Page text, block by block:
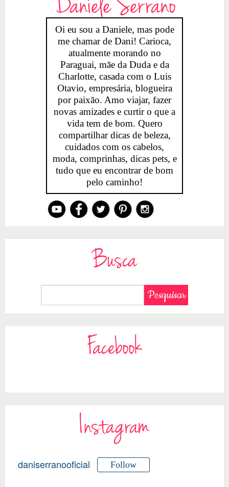
Oi eu sou a Daniele, mas pode
me chamar de Dani! Carioca,
atualmente morando no
Paraguai, mãe da Duda e da
Charlotte, casada com o Luis
Otavio, empresária, blogueira
por paixão. Amo viajar, fazer
novas amizades e curtir o que a
vida tem de bom. Quero
compartilhar dicas de beleza,
cuidados com os cabelos,
moda, comprinhas, dicas pets, e
tudo que eu encontrar de bom
pelo caminho!
Busca
Facebook
Instagram
daniserranooficial Follow